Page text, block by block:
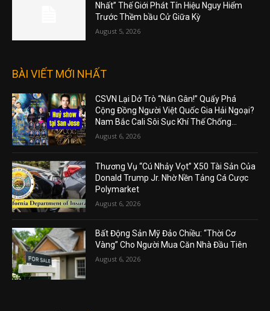
Nhất” Thế Giới Phát Tín Hiệu Nguy Hiểm
Trước Thềm bầu Cử Giữa Kỳ
August 5, 2026
BÀI VIẾT MỚI NHẤT
CSVN Lại Dở Trò “Nắn Gân!” Quấy Phá
Cộng Đồng Người Việt Quốc Gia Hải Ngoại?
Nam Bắc Cali Sôi Sục Khí Thế Chống...
August 6, 2026
Thương Vụ “Cú Nhảy Vọt” X50 Tài Sản Của
Donald Trump Jr. Nhờ Nền Tảng Cá Cược
Polymarket
August 6, 2026
Bất Động Sản Mỹ Đảo Chiều: “Thời Cơ
Vàng” Cho Người Mua Căn Nhà Đầu Tiên
August 6, 2026